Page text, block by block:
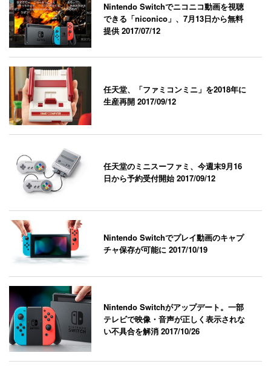
Nintendo Switchでニコニコ動画を視聴
できる「niconico」、7月13日から無料
提供2017/07/12
任天堂、「ファミコンミニ」を2018年に
生産再開2017/09/12
任天堂のミニスーファミ、今週末9月16
日から予約受付開始2017/09/12
Nintendo Switchでプレイ動画のキャプ
チャ保存が可能に2017/10/19
Nintendo Switchがアップデート。一部
テレビで映像・音声が正しく表示されな
い不具合を解消2017/10/26